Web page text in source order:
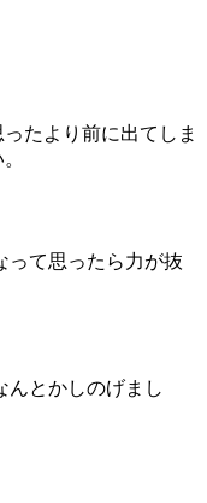
たより前に出てしま
って思ったら力が抜
んとかしのげまし